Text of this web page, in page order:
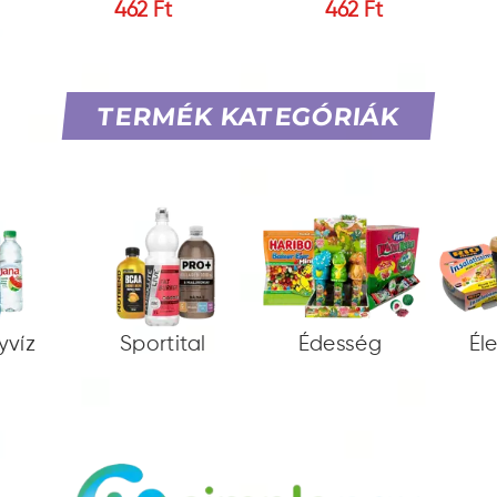
462 Ft 462 Ft
TERMÉK KATEGÓRIÁK
Sportital Édesség